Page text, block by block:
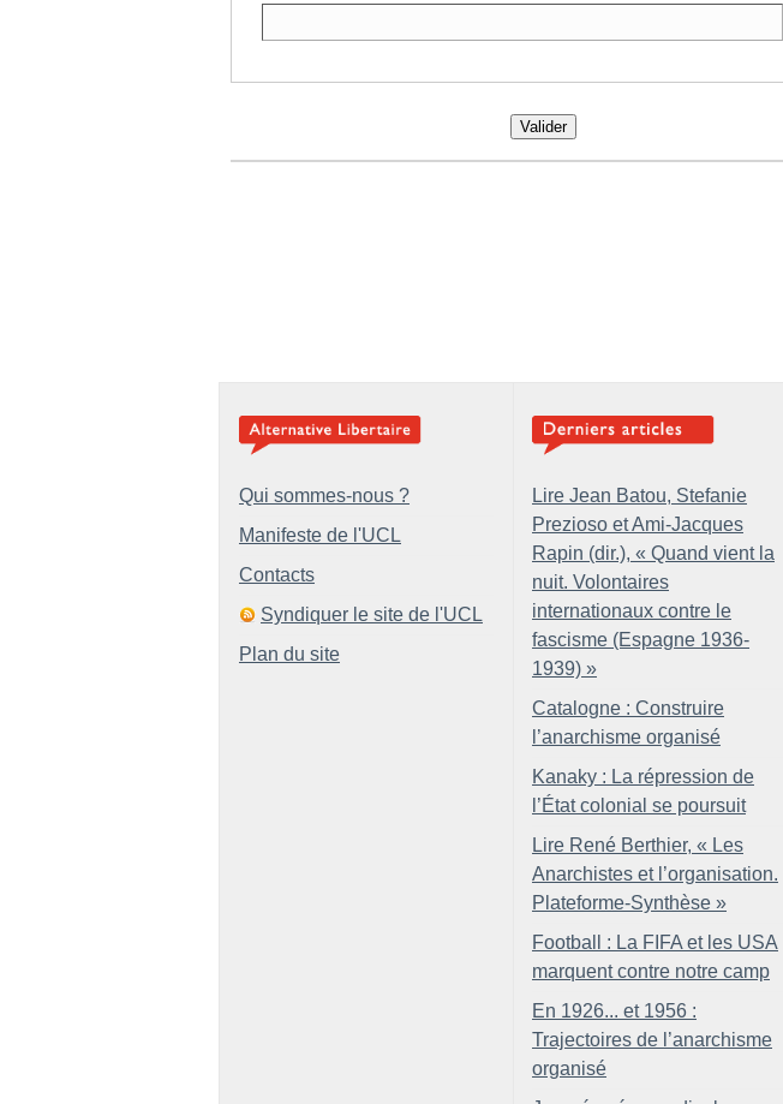
Valider
Qui sommes-nous ?
Manifeste de l'UCL
Contacts
Syndiquer le site de l'UCL
Plan du site
Lire Jean Batou, Stefanie
Prezioso et Ami-Jacques
Rapin (dir.), « Quand vient la
nuit. Volontaires
internationaux contre le
fascisme (Espagne 1936-
1939) »
Catalogne : Construire
l’anarchisme organisé
Kanaky : La répression de
l’État colonial se poursuit
Lire René Berthier, « Les
Anarchistes et l’organisation.
Plateforme-Synthèse »
Football : La FIFA et les USA
marquent contre notre camp
En 1926... et 1956 :
Trajectoires de l’anarchisme
organisé